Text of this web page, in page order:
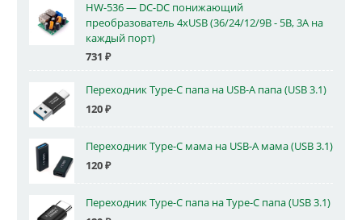
HW-536 — DC-DC понижающий
преобразователь 4xUSB (36/24/12/9В - 5В, 3А на
каждый порт)
731 ₽
Переходник Type-C папа на USB-A папа (USB 3.1)
120₽
Переходник Type-C мама на USB-A мама (USB 3.1)
120₽
Переходник Type-C папа на Type-C папа (USB 3.1)